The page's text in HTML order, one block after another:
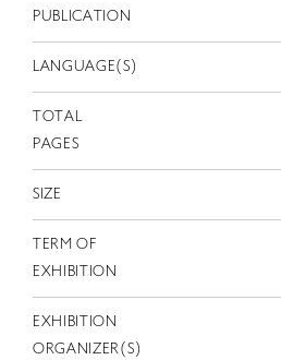
PUBLICATION
LANGUAGE(S)
TOTAL
PAGES
SIZE
TERM OF
EXHIBITION
EXHIBITION
ORGANIZER(S)